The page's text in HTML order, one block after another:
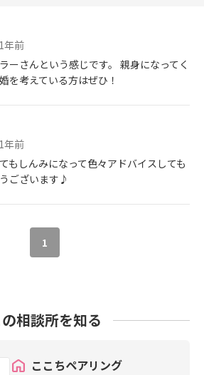
1年前
ーさんという感じです。 親身になってく
を考えている方はぜひ！
1年前
もしんみになって色々アドバイスしても
ございます♪
1
の相談所を知る
ここちペアリング